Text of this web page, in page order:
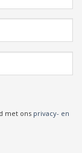
met ons privacy- en